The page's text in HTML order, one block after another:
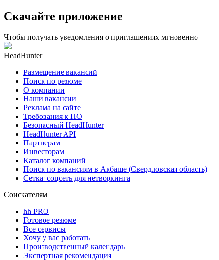
Скачайте приложение
Чтобы получать уведомления о приглашениях мгновенно
HeadHunter
Размещение вакансий
Поиск по резюме
О компании
Наши вакансии
Реклама на сайте
Требования к ПО
Безопасный HeadHunter
HeadHunter API
Партнерам
Инвесторам
Каталог компаний
Поиск по вакансиям в Акбаше (Свердловская область)
Сетка: соцсеть для нетворкинга
Соискателям
hh PRO
Готовое резюме
Все сервисы
Хочу у вас работать
Производственный календарь
Экспертная рекомендация